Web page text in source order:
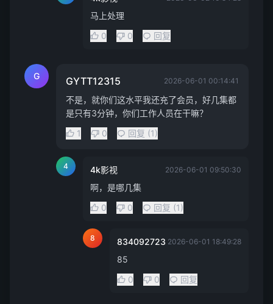
马上处理
0
0 回复
G GYTT12315 2026-06-01 00:14:41
不是，就你们这水平我还充了会员，好几集都
是只有3分钟，你们工作人员在干嘛？
1
0 回复 (1)
4 4k影视 2026-06-01 09:50:30
啊，是哪几集
0
0 回复 (1)
8 834092723 2026-06-01 18:49:28
85
0
0 回复